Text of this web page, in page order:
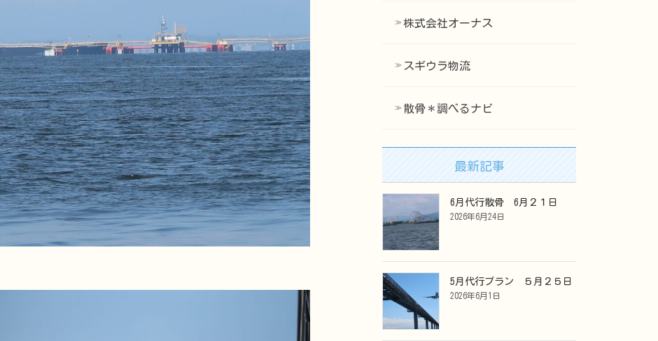
株式会社オーナス
スギウラ物流
散骨＊調べるナビ
最新記事
6月代行散骨 6月２１日
2026年6月24日
5月代行プラン ５月２５日
2026年6月1日